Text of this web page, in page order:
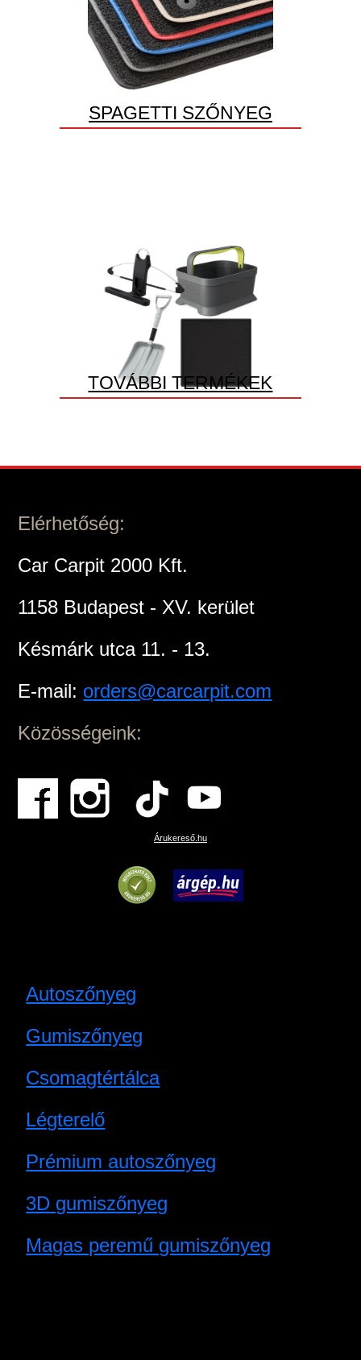
SPAGETTI SZŐNYEG
TOVÁBBI TERMÉKEK
Elérhetőség:
Car Carpit 2000 Kft.
1158 Budapest - XV. kerület
Késmárk utca 11. - 13.
E-mail: orders@carcarpit.com
Közösségeink:
Árukereső.hu
Autoszőnyeg
Gumiszőnyeg
Csomagtértálca
Légterelő
Prémium autoszőnyeg
3D gumiszőnyeg
Magas peremű gumiszőnyeg